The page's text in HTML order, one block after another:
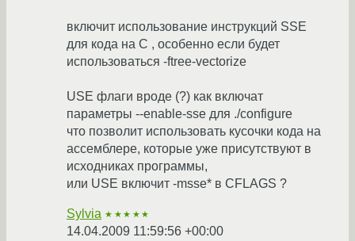
включит использование инструкций SSE
для кода на C , особенно если будет
использоваться -ftree-vectorize
USE флаги вроде (?) как включат
параметры --enable-sse для ./configure
что позволит использовать кусочки кода на
ассемблере, которые уже присутствуют в
исходниках программы,
или USE включит -msse* в CFLAGS ?
Sylvia ★★★★★
14.04.2009 11:59:56 +00:00